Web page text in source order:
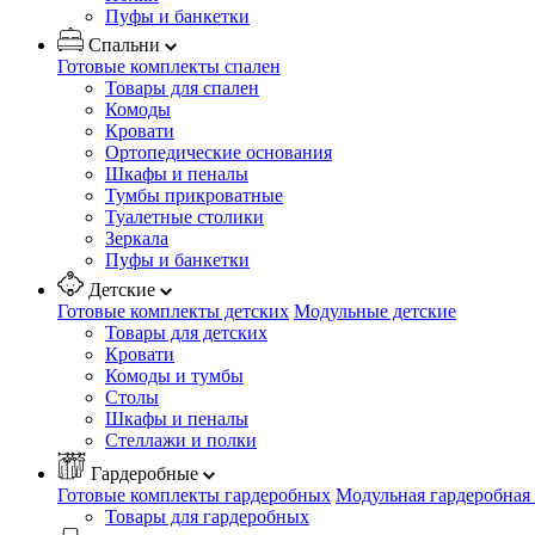
Пуфы и банкетки
Спальни
Готовые комплекты спален
Товары для спален
Комоды
Кровати
Ортопедические основания
Шкафы и пеналы
Тумбы прикроватные
Туалетные столики
Зеркала
Пуфы и банкетки
Детские
Готовые комплекты детских Модульные детские
Товары для детских
Кровати
Комоды и тумбы
Столы
Шкафы и пеналы
Стеллажи и полки
Гардеробные
Готовые комплекты гардеробных Модульная
Товары для гардеробных